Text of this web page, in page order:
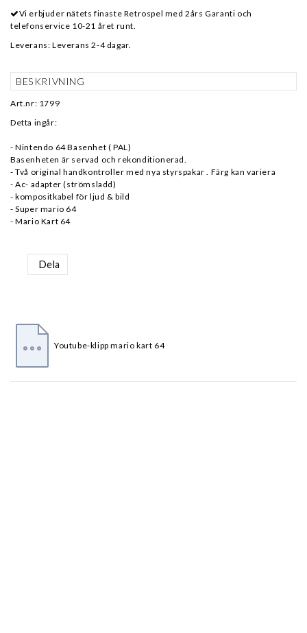
Vi erbjuder nätets finaste Retrospel med 2års Garanti och
telefonservice 10-21 året runt.
Leverans: Leverans 2-4 dagar.
BESKRIVNING
Art.nr: 1799
Detta ingår:
- Nintendo 64 Basenhet ( PAL)
Basenheten är servad och rekonditionerad.
- Två original handkontroller med nya styrspakar . Färg kan variera
- Ac- adapter (strömsladd)
- kompositkabel för ljud & bild
- Super mario 64
- Mario Kart 64
Dela
Youtube-klipp mario kart 64